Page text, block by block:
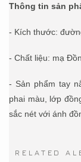
Thông tin sản
- Kích thước:
- Chất liệu: mạ
- Sản phẩm tay
phai màu, lớp
sắc nét với ánh
RELATED